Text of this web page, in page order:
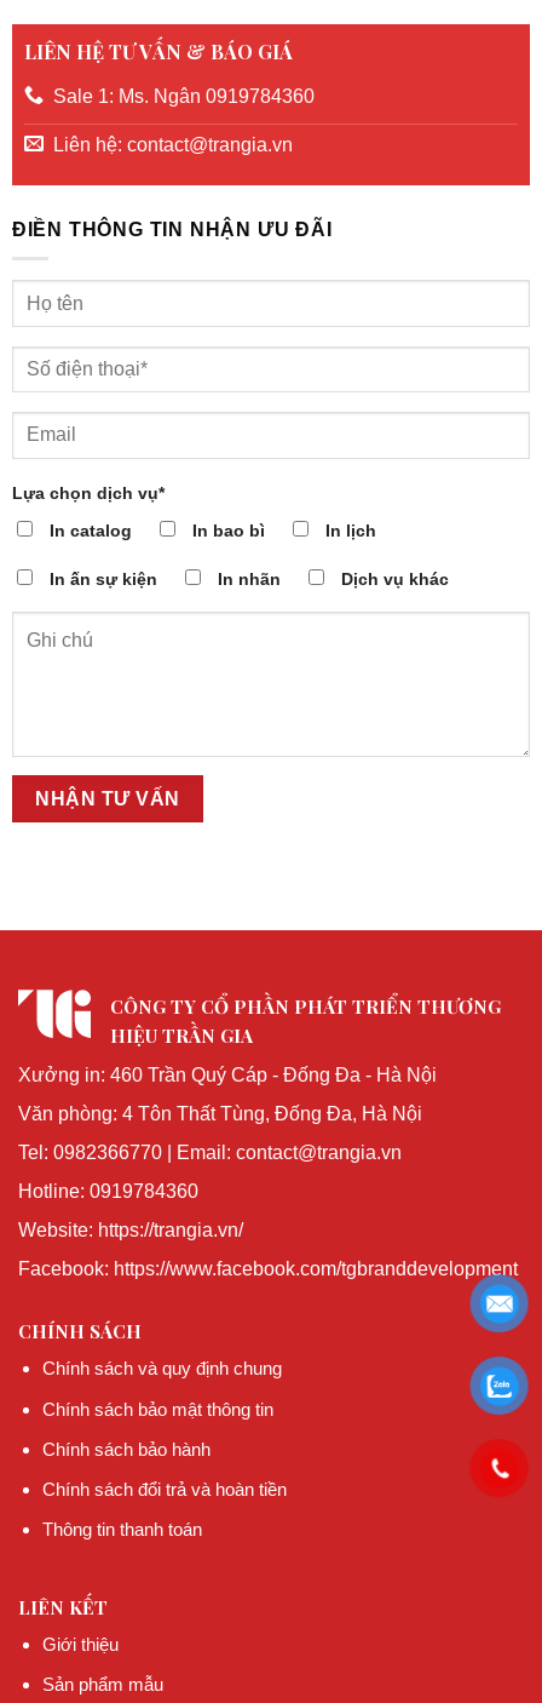
LIÊN HỆ TƯ VẤN & BÁO GIÁ
Sale 1: Ms. Ngân 0919784360
Liên hệ: contact@trangia.vn
ĐIỀN THÔNG TIN NHẬN ƯU ĐÃI
Lựa chọn dịch vụ*
In catalog
In bao bì In lịch
In ấn sự kiện In nhãn Dịch vụ khác
CÔNG TY CỔ PHẦN PHÁT TRIỂN THƯƠNG
HIỆU TRẦN GIA
Xưởng in: 460 Trần Quý Cáp - Đống Đa - Hà Nội
Văn phòng: 4 Tôn Thất Tùng, Đống Đa, Hà Nội
Tel: 0982366770 | Email: contact@trangia.vn
Hotline: 0919784360
Website: https://trangia.vn/
Facebook: https://www.facebook.com/tgbranddevelopment
CHÍNH SÁCH
Chính sách và quy định chung
Chính sách bảo mật thông tin
Chính sách bảo hành
Chính sách đổi trả và hoàn tiền
Thông tin thanh toán
LIÊN KẾT
Giới thiệu
Sản phẩm mẫu